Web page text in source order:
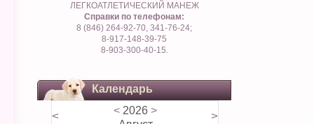
ЛЕГКОАТЛЕТИЧЕСКИЙ МАНЕЖ
Справки по телефонам:
8 (846) 264-92-70, 341-76-24;
8-917-148-39-75
8-903-300-40-15.
Календарь
< < 2026 >
>